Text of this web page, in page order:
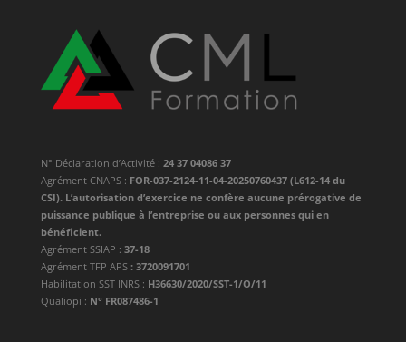
N° Déclaration d’Activité : 24 37 04086 37
Agrément CNAPS : FOR-037-2124-11-04-20250760437 (L612-14 du
CSI). L’autorisation d’exercice ne confère aucune prérogative de
puissance publique à l’entreprise ou aux personnes qui en
bénéficient.
Agrément SSIAP : 37-18
Agrément TFP APS: 3720091701
Habilitation SST INRS : H36630/2020/SST-1/O/11
Qualiopi : N° FR087486-1